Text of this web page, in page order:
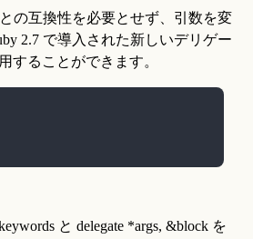
の互換性を必要とせず、引数を変
2.7 で導入された新しいデリゲー
することができます。
と delegate *args, &block を